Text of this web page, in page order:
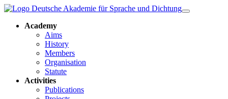
Academy
Aims
History
Members
Organisation
Statute
Activities
Publications